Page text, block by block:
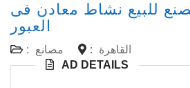
للبيع نشاط معادن فى
العبور
: مصانع :
القاهرة
AD DETAILS